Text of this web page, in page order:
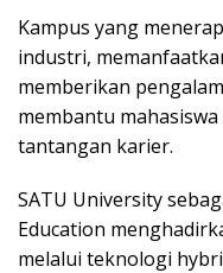
Kampus yang
industri,
memberikan
membantu
tantangan karier.
SATU University
Education
melalui teknologi